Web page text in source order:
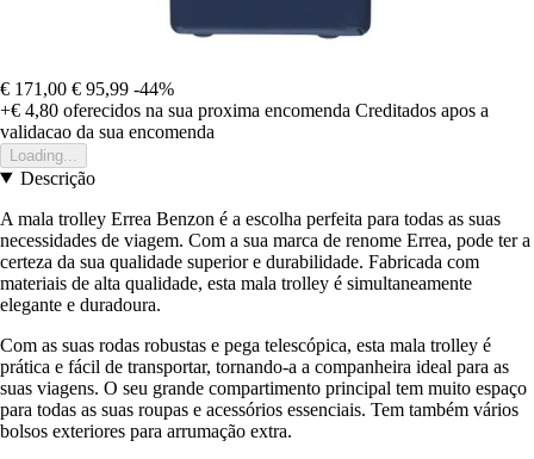
€ 171,00 € 95,99 -44%
+€ 4,80 oferecidos na sua proxima encomenda Creditados apos a
validacao da sua encomenda
Loading...
Descrição
A mala trolley Errea Benzon é a escolha perfeita para todas as suas
necessidades de viagem. Com a sua marca de renome Errea, pode ter a
certeza da sua qualidade superior e durabilidade. Fabricada com
materiais de alta qualidade, esta mala trolley é simultaneamente
elegante e duradoura.
Com as suas rodas robustas e pega telescópica, esta mala trolley é
prática e fácil de transportar, tornando-a a companheira ideal para as
suas viagens. O seu grande compartimento principal tem muito espaço
para todas as suas roupas e acessórios essenciais. Tem também vários
bolsos exteriores para arrumação extra.